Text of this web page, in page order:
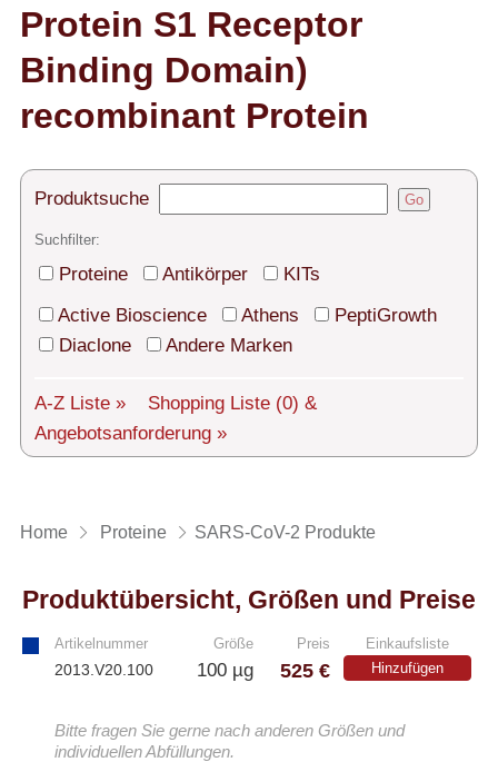
Kontakt
Technischer Support
Versand
Über uns
AGBs
Login
Protein S1 Receptor
Binding Domain)
recombinant Protein
Produktsuche Go
Suchfilter:
Proteine Antikörper
KITs
Active Bioscience
Athens
PeptiGrowth
Diaclone
Andere Marken
A-Z Liste » Shopping Liste (0) &
Angebotsanforderung »
Home Proteine SARS-CoV-2 Produkte
Produktübersicht, Größen und Preise
Artikelnummer Größe Preis Einkaufsliste
2013.V20.100 100 µg 525 € Hinzufügen
Bitte fragen Sie gerne nach anderen Größen und
individuellen Abfüllungen.